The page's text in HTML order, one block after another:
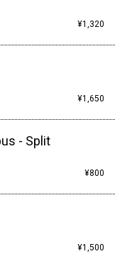
¥1,320
¥1,650
- Split
¥800
¥1,500